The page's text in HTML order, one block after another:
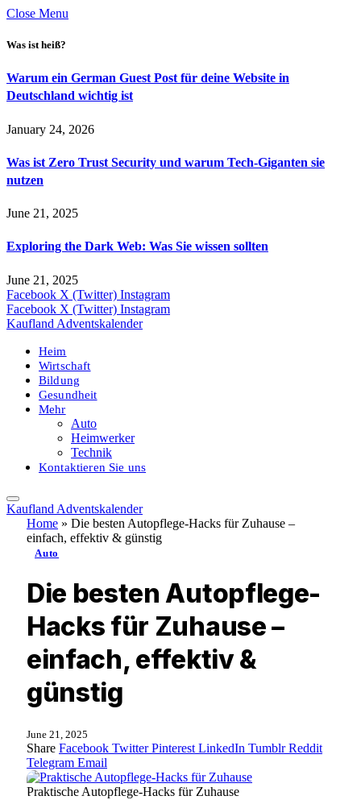
Close Menu
Was ist heiß?
Warum ein German Guest Post für deine Website in
Deutschland wichtig ist
January 24, 2026
Was ist Zero Trust Security und warum Tech-Giganten sie
nutzen
June 21, 2025
Exploring the Dark Web: Was Sie wissen sollten
June 21, 2025
Facebook X (Twitter) Instagram
Facebook X (Twitter) Instagram
Kaufland Adventskalender
Heim
Wirtschaft
Bildung
Gesundheit
Mehr
Auto
Heimwerker
Technik
Kontaktieren Sie uns
Kaufland Adventskalender
Home » Die besten Autopflege-Hacks für Zuhause –
einfach, effektiv & günstig
Auto
Die besten Autopflege-
Hacks für Zuhause –
einfach, effektiv &
günstig
June 21, 2025
Share Facebook Twitter Pinterest LinkedIn Tumblr Reddit
Telegram Email
Praktische Autopflege-Hacks für Zuhause